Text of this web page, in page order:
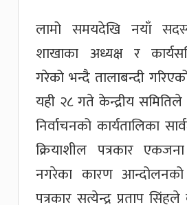
लामो समयदेखि नयाँ
शाखाका अध्यक्ष र
गरेको भन्दै तालाबन्दी
यही २८ गते केन्द्रीय समितिले
निर्वाचनको कार्यतालिका
क्रियाशील पत्रकार
नगरेका कारण आन्दोलनको
पत्रकार सत्येन्द्र प्रताप